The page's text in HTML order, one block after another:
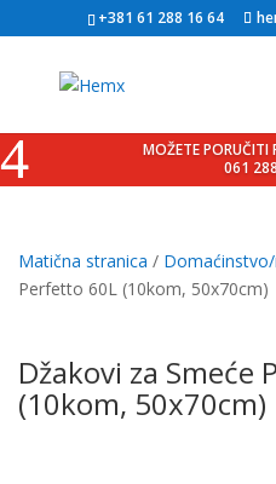
+381 61 288 16 64
MOŽETE PORUČITI
061
Matična stranica /
Perfetto 60L (10kom, 50x70cm)
Džakovi za Smeće
(10kom, 50x70cm)